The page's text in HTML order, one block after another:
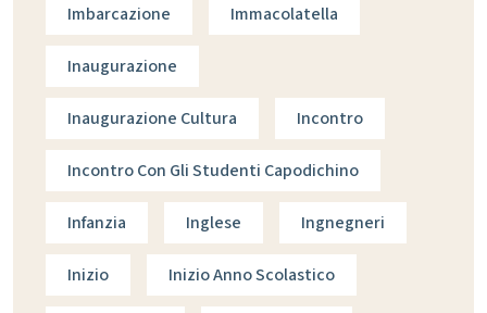
Imbarcazione Immacolatella
Inaugurazione
Inaugurazione Cultura Incontro
Incontro Con Gli Studenti Capodichino
Infanzia Inglese Ingnegneri
Inizio Inizio Anno Scolastico